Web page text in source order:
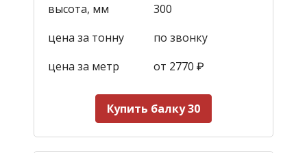
высота, мм
300
цена за тонну
по звонку
цена за метр
от 2770 ₽
Купить балку 30